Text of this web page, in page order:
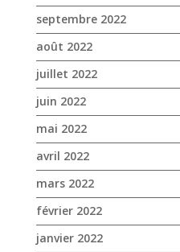
avril 2022
mars 2022
février 2022
janvier 2022
décembre 2021
novembre 2021
octobre 2021
septembre 2021
août 2021